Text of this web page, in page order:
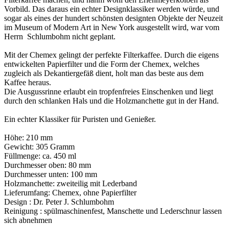
Vorbild. Das daraus ein echter Designklassiker werden würde, und
sogar als eines der hundert schönsten designten Objekte der Neuzeit
im Museum of Modern Art in New York ausgestellt wird, war vom
Herrn Schlumbohm nicht geplant.
Mit der Chemex gelingt der perfekte Filterkaffee. Durch die eigens
entwickelten Papierfilter und die Form der Chemex, welches
zugleich als Dekantiergefäß dient, holt man das beste aus dem
Kaffee heraus.
Die Ausgussrinne erlaubt ein tropfenfreies Einschenken und liegt
durch den schlanken Hals und die Holzmanchette gut in der Hand.
Ein echter Klassiker für Puristen und Genießer.
Höhe: 210 mm
Gewicht: 305 Gramm
Füllmenge: ca. 450 ml
Durchmesser oben: 80 mm
Durchmesser unten: 100 mm
Holzmanchette: zweiteilig mit Lederband
Lieferumfang: Chemex, ohne Papierfilter
Design : Dr. Peter J. Schlumbohm
Reinigung : spülmaschinenfest, Manschette und Lederschnur lassen
sich abnehmen